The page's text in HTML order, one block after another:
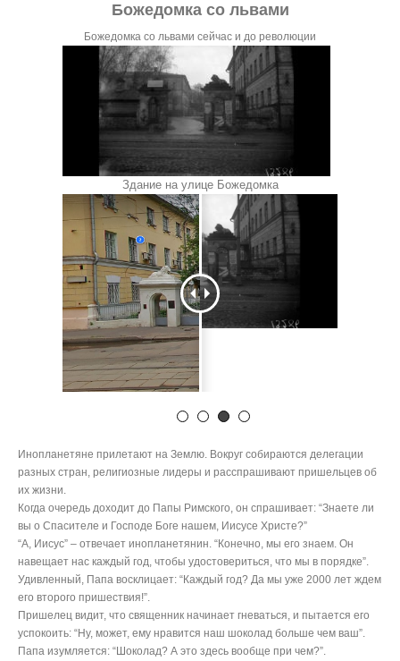
Божедомка со львами
Божедомка со львами сейчас и до революции
Здание на улице Божедомка
Инопланетяне прилетают на Землю. Вокруг собираются делегации
разных стран, религиозные лидеры и расспрашивают пришельцев об
их жизни.
Когда очередь доходит до Папы Римского, он спрашивает: “Знаете ли
вы о Спасителе и Господе Боге нашем, Иисусе Христе?”
“А, Иисус” – отвечает инопланетянин. “Конечно, мы его знаем. Он
навещает нас каждый год, чтобы удостовериться, что мы в порядке”.
Удивленный, Папа восклицает: “Каждый год? Да мы уже 2000 лет ждем
его второго пришествия!”.
Пришелец видит, что священник начинает гневаться, и пытается его
успокоить: “Ну, может, ему нравится наш шоколад больше чем ваш”.
Папа изумляется: “Шоколад? А это здесь вообще при чем?”.